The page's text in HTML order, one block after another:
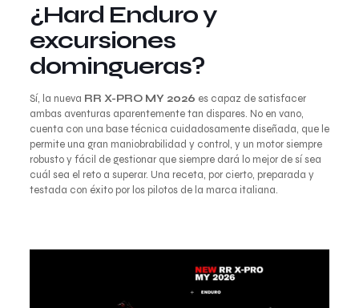
¿Hard Enduro y
excursiones
domingueras?
Sí, la nueva RR X-PRO MY 2026 es capaz de satisfacer
ambas aventuras aparentemente tan dispares. No en vano,
cuenta con una base técnica cuidadosamente diseñada, que le
permite una gran maniobrabilidad y control, y un motor siempre
robusto y fácil de gestionar que siempre dará lo mejor de sí sea
cuál sea el reto a superar. Una receta, por cierto, preparada y
testada con éxito por los pilotos de la marca italiana.